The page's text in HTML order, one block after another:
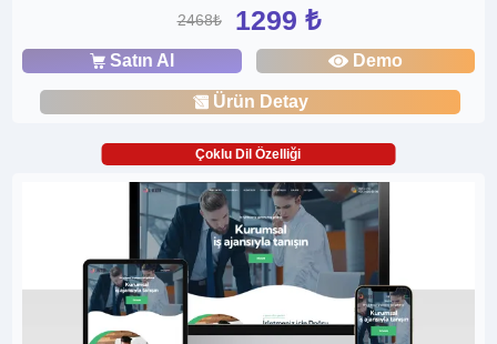
2468₺ 1299 ₺
Satın Al Demo
Ürün Detay
Çoklu Dil Özelliği